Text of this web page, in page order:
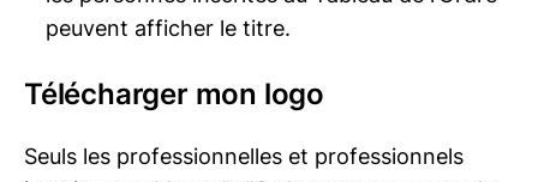
peuvent afficher le titre.
Télécharger mon logo
Seuls les professionnelles et professionnels